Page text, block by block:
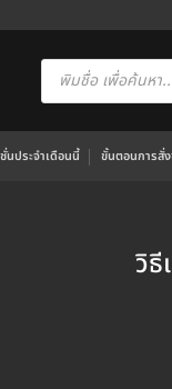
Products
search
นประจำเดือนนี้ ขั้นตอนการสั่
วิธี